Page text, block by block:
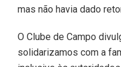
mas não havia dado
O Clube de Campo
solidarizamos com a